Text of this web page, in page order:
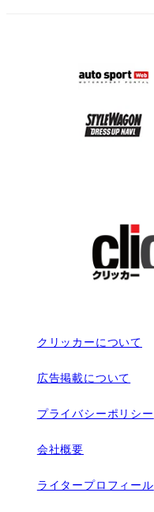
クリッカーについて
広告掲載について
プライバシーポリシー
会社概要
ライタープロフィール